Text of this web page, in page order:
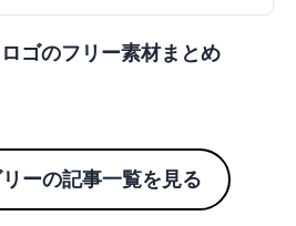
ゴのフリー素材まとめ
ーの記事一覧を見る